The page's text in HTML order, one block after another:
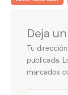
Deja
Tu
publicada.
marcados